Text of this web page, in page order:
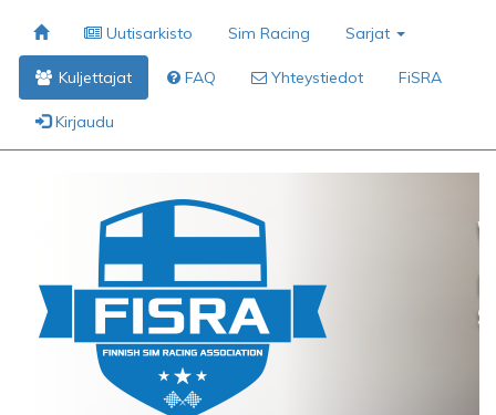
Uutisarkisto Sim Racing Sarjat
Kuljettajat FAQ Yhteystiedot FiSRA
Kirjaudu